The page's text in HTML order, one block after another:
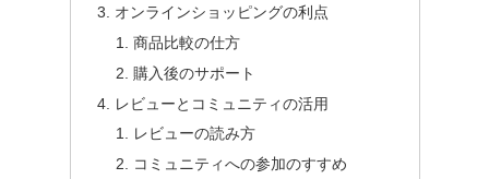
オンラインショッピングの利点
商品比較の仕方
購入後のサポート
レビューとコミュニティの活用
レビューの読み方
コミュニティへの参加のすすめ